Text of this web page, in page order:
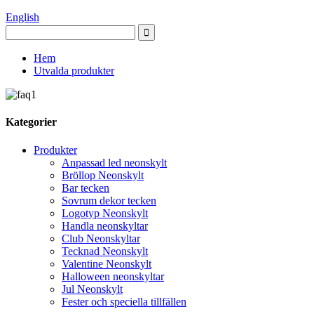
English
Hem
Utvalda produkter
Kategorier
Produkter
Anpassad led neonskylt
Bröllop Neonskylt
Bar tecken
Sovrum dekor tecken
Logotyp Neonskylt
Handla neonskyltar
Club Neonskyltar
Tecknad Neonskylt
Valentine Neonskylt
Halloween neonskyltar
Jul Neonskylt
Fester och speciella tillfällen